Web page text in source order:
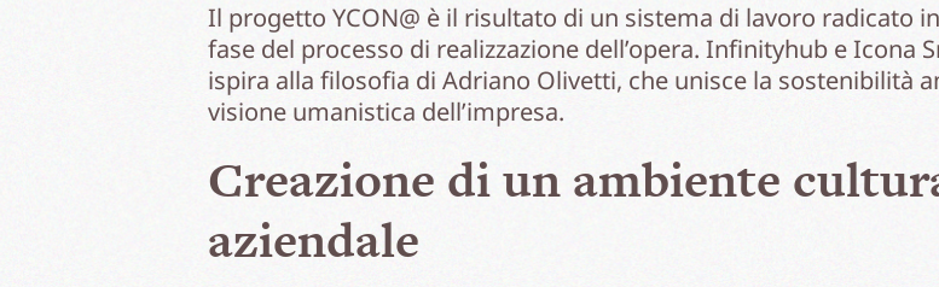
Il progetto YCON@ è il risultato di un sistema di lavoro radicato
fase del processo di realizzazione dell’opera. Infinityhub e Icona
ispira alla filosofia di Adriano Olivetti, che unisce la sostenibilità
visione umanistica dell’impresa.
Creazione di un ambiente
aziendale